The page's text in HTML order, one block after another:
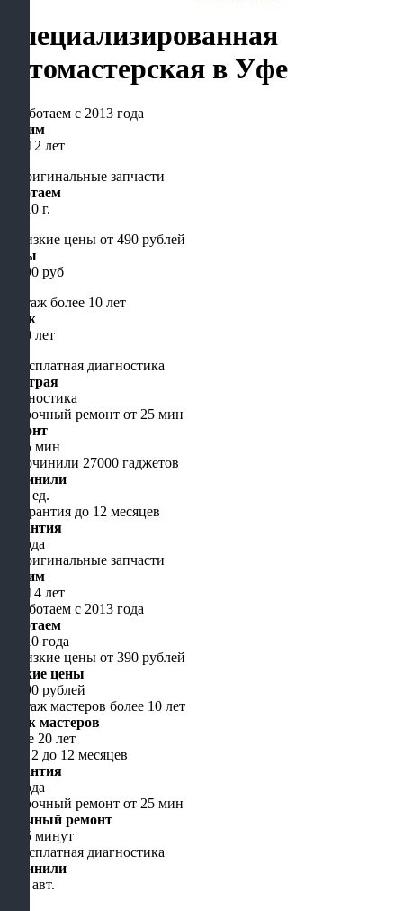
Специализированная
автомастерская в Уфе
Чиним
уже 12 лет
Работаем
с 2010 г.
Цены
от 490 руб
Стаж
от 10 лет
Быстрая
диагностика
Ремонт
от 15 мин
Починили
5000 ед.
Гарантия
до года
Чиним
уже 14 лет
Работаем
с 2010 года
Низкие цены
от 490 рублей
Стаж мастеров
более 20 лет
Гарантия
до года
Срочный ремонт
от 15 минут
Починили
5000 авт.